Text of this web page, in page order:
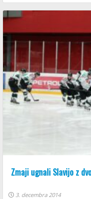
Zmaji ugnali Slavijo z
3. decembra 2014